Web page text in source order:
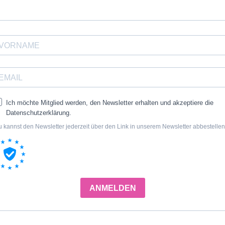
Ich möchte Mitglied werden, den Newsletter erhalten und akzeptiere die
Datenschutzerklärung.
kannst den Newsletter jederzeit über den Link in unserem Newsletter
ANMELDEN